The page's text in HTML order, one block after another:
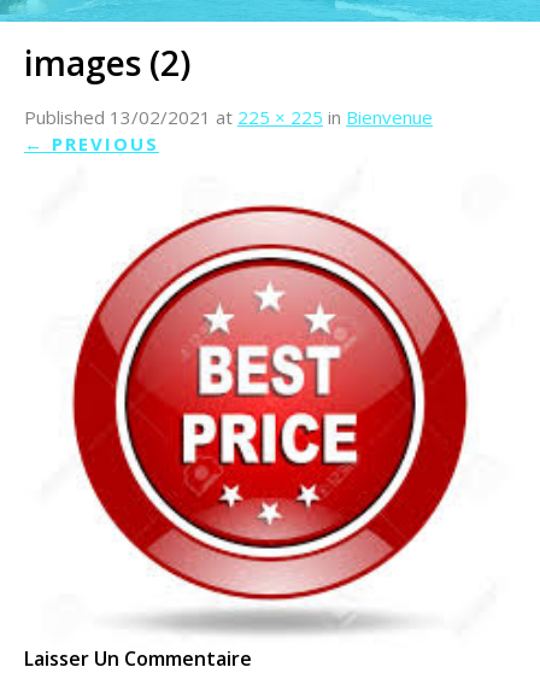
images (2)
Published 13/02/2021 at 225 × 225 in Bienvenue
← PREVIOUS
Laisser Un Commentaire